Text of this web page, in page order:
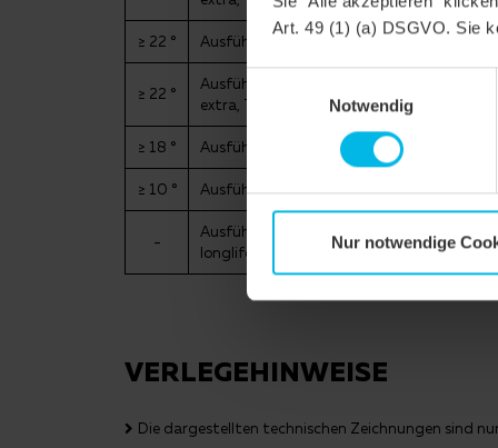
Art. 49 (1) (a) DSGVO. Sie
Einwilligungsauswahl
Notwendig
Nur notwendige
≥ 22 ° Ausführung einer Unterspannung/
≥ 22 °
Ausführung einer Unterspannung/
extra, TRIO extra, TRIO longlife extra,
≥ 18 ° Ausführung als regensicheres Unterdach,
≥ 10 ° Ausführung als wasserdichtes Unterdach,
-
Ausführung als wasserdichtes Unterdach
longlife extra
VERLEGEHINWEISE
Die dargestellten technischen Zeichnungen sind